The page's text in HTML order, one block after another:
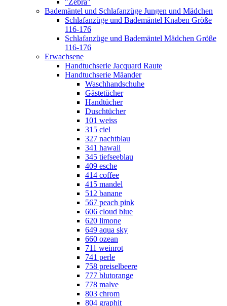
"Zebra"
Bademäntel und Schlafanzüge Jungen und Mädchen
Schlafanzüge und Bademäntel Knaben Größe
116-176
Schlafanzüge und Bademäntel Mädchen Größe
116-176
Erwachsene
Handtuchserie Jacquard Raute
Handtuchserie Mäander
Waschhandschuhe
Gästetücher
Handtücher
Duschtücher
101 weiss
315 ciel
327 nachtblau
341 hawaii
345 tiefseeblau
409 esche
414 coffee
415 mandel
512 banane
567 peach pink
606 cloud blue
620 limone
649 aqua sky
660 ozean
711 weinrot
741 perle
758 preiselbeere
777 blutorange
778 malve
803 chrom
804 graphit